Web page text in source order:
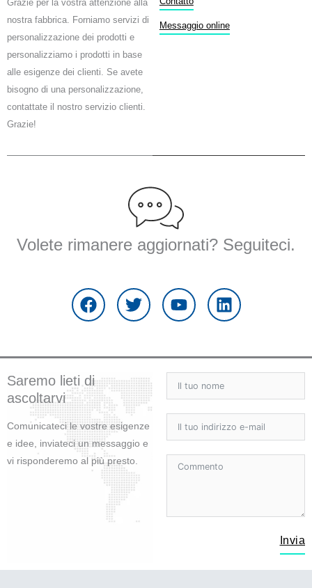
Grazie per la vostra attenzione alla
nostra fabbrica. Forniamo servizi di
personalizzazione dei prodotti e
personalizziamo i prodotti in base
alle esigenze dei clienti. Se avete
bisogno di una personalizzazione,
contattate il nostro servizio clienti.
Grazie!
o
Messaggio online
Volete rimanere aggiornati? Seguiteci.
a
c
e
o
o
k
w
i
t
e
r
o
u
t
b
e
i
n
k
d
i
n
Saremo lieti di
ascoltarvi
Comunicateci le vostre esigenze
e idee, inviateci un messaggio e
vi risponderemo al più presto.
Invia